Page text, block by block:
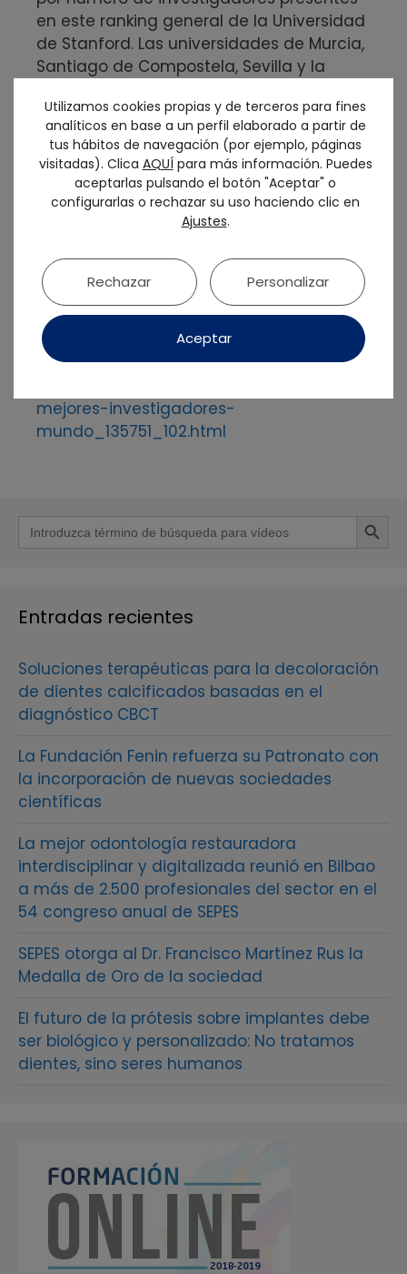
en este ranking general de la Universidad
de Stanford. Las universidades de Murcia,
Santiago de Compostela, Sevilla y la
aportan a grandes investigadores a este
ranking. Con respecto a esta última, SEPES
felicita al Dr. José Nart, presidente de
SEPA, sociedad que mantiene una
estrecha relación, por su presencia en
Mas información de los científicos
presentes en este ranking en este enlace:
https://www.consalud.es/dentalia/profesi
onales-dental/ranking-stanford-incluye-
mejores-investigadores-
mundo_135751_102.html
Buscar: Botón de
Entradas recientes
Soluciones terapéuticas para la decoloración
de dientes calcificados basadas en el
diagnóstico CBCT
La Fundación Fenin refuerza su Patronato con
la incorporación de nuevas sociedades
científicas
La mejor odontología restauradora
interdisciplinar y digitalizada reunió en Bilbao
a más de 2.500 profesionales del sector en el
54 congreso anual de SEPES
SEPES otorga al Dr. Francisco Martínez Rus la
Medalla de Oro de la sociedad
El futuro de la prótesis sobre implantes debe
ser biológico y personalizado: No tratamos
dientes, sino seres humanos
Utilizamos cookies propias y de terceros para fines
analíticos en base a un perfil elaborado a partir de
tus hábitos de navegación (por ejemplo, páginas
visitadas). Clica AQUÍpara más información. Puedes
aceptarlas pulsando el botón "Aceptar" o
configurarlas o rechazar su uso haciendo clic en
Ajustes.
Aceptar
Rechazar Personalizar